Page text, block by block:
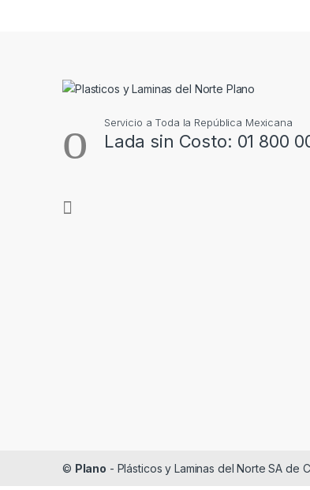
Servicio a Toda la República Mexicana
Lada sin Costo: 01 800
© Plano - Plásticos y Laminas del Norte SA de